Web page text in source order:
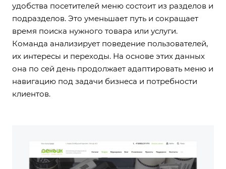
удобства посетителей меню состоит из разделов и
подразделов. Это уменьшает путь и сокращает
время поиска нужного товара или услуги.
Команда анализирует поведение пользователей,
их интересы и переходы. На основе этих данных
она по сей день продолжает адаптировать меню и
навигацию под задачи бизнеса и потребности
клиентов.